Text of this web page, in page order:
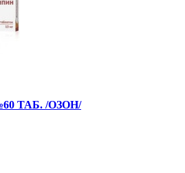
ТАБ. /ОЗОН/